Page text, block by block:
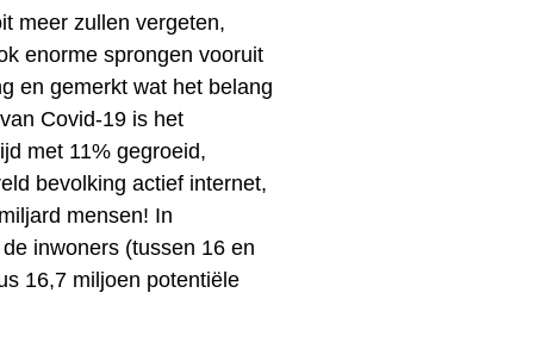
meer zullen vergeten,
enorme sprongen vooruit
en gemerkt wat het belang
Covid-19 is het
met 11% gegroeid,
bevolking actief internet,
mensen! In
inwoners (tussen 16 en
16,7 miljoen potentiële